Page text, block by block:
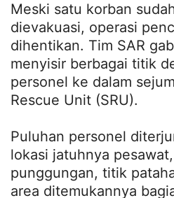
Meski satu korban
dievakuasi, operasi
dihentikan. Tim SAR
menyisir berbagai titik
personel ke dalam
Rescue Unit (SRU).
Puluhan personel
lokasi jatuhnya
punggungan, titik
area ditemukannya